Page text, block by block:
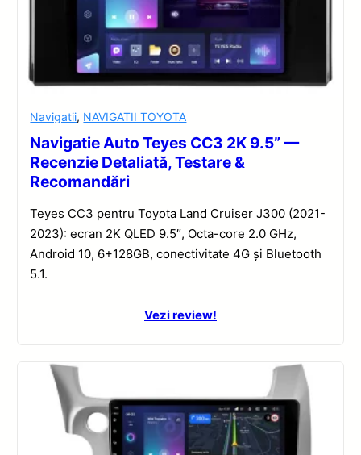
Navigatii, NAVIGATII TOYOTA
Navigatie Auto Teyes CC3 2K 9.5” —
Recenzie Detaliată, Testare &
Recomandări
Teyes CC3 pentru Toyota Land Cruiser J300 (2021-
2023): ecran 2K QLED 9.5″, Octa-core 2.0 GHz,
Android 10, 6+128GB, conectivitate 4G și Bluetooth
5.1.
Vezi review!